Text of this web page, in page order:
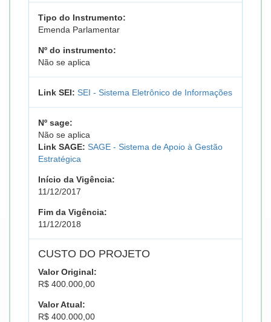
Tipo do Instrumento:
Emenda Parlamentar
Nº do instrumento:
Não se aplica
Link SEI: SEI - Sistema Eletrônico de Informações
Nº sage:
Não se aplica
Link SAGE: SAGE - Sistema de Apoio à Gestão
Estratégica
Início da Vigência:
11/12/2017
Fim da Vigência:
11/12/2018
CUSTO DO PROJETO
Valor Original:
R$ 400.000,00
Valor Atual:
R$ 400.000,00